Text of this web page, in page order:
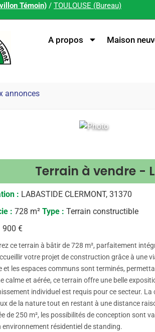
Témoin) / TOULOUSE (Bureau)
A propos Maison
annonces
Terrain à vendre -
: LABASTIDE CLERMONT, 31370
: 728 m² Type : Terrain constructible
900 €
ce terrain à bâtir de 728 m², parfaitement
votre projet de construction grâce à une
et les espaces communs sont terminés,
calme et aérée, ce terrain offre une belle
individuel est requis pour ce secteur.
de la nature tout en restant à une distance
de 250 m², les possibilités de conception sont
environnement résidentiel de standing.